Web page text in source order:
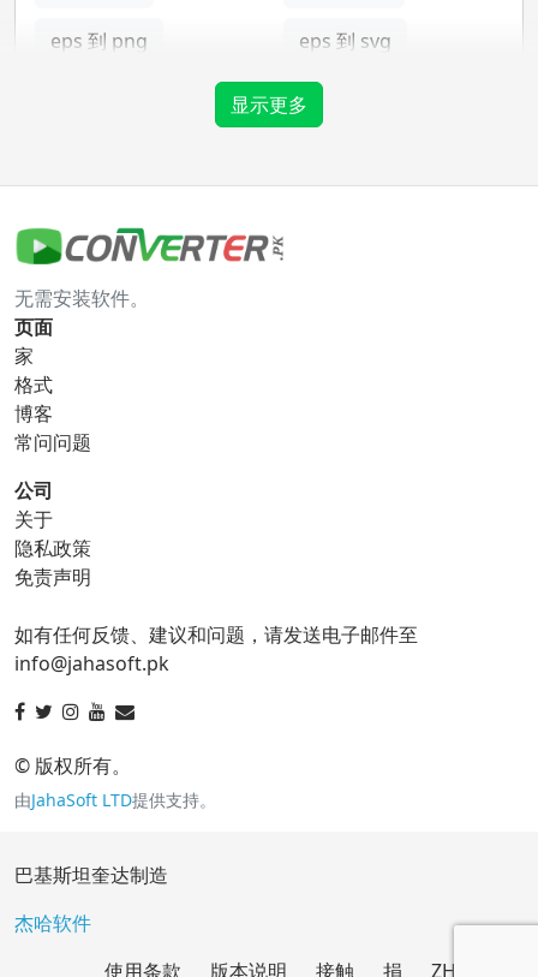
eps 到 png eps 到 svg
gif 转换器
gif 到 bmp
gif 到 ico
gif 到 tga
ico 转换器
ico 到 bmp
ico 到 gif ico 到 jpg
ico 到 png
ico 到 tga
jpg 到 bmp
显示更多
无需安装软件。
页面
家
格式
博客
常问问题
公司
关于
隐私政策
免责声明
如有任何反馈、建议和问题，请发送电子邮件至
info@jahasoft.pk
© 版权所有。
由JahaSoft LTD提供支持。
巴基斯坦奎达制造
杰哈软件
使用条款
版本说明 接触 捐 ZH